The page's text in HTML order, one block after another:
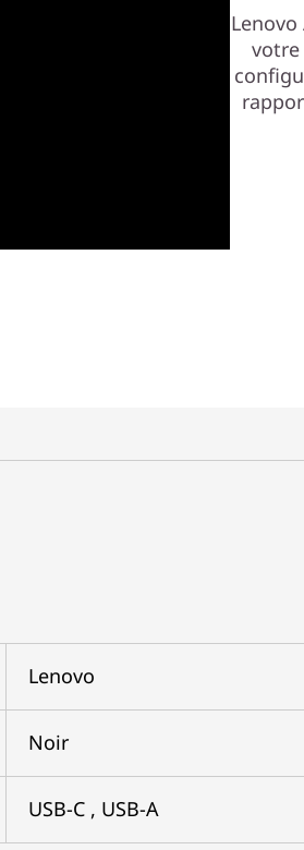
Lenovo
Noir
USB-C , USB-A